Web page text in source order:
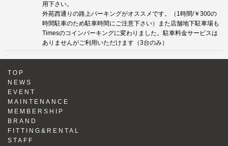
用下さい。
外苑西通りの路上パーキングがオススメです。（1時間/￥300の
時間駐車のため駐車時間にご注意下さい）また店舗地下駐車場も
Timesのコインパーキングに変わりました。駐車料金サービスは
ありませんがご利用いただけます（3台のみ）
TOP
NEWS
EVENT
MAINTENANCE
MEMBERSHIP
BRAND
FITTING&RENTAL
STAFF